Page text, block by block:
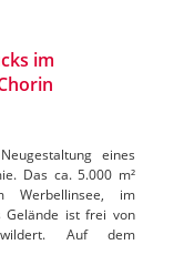
im
eines
Das ca. 5.000 m²
Werbellinsee, im
Gelände ist frei von
Auf dem